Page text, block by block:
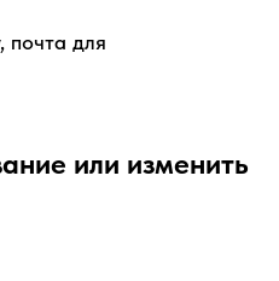
почта для
или изменить